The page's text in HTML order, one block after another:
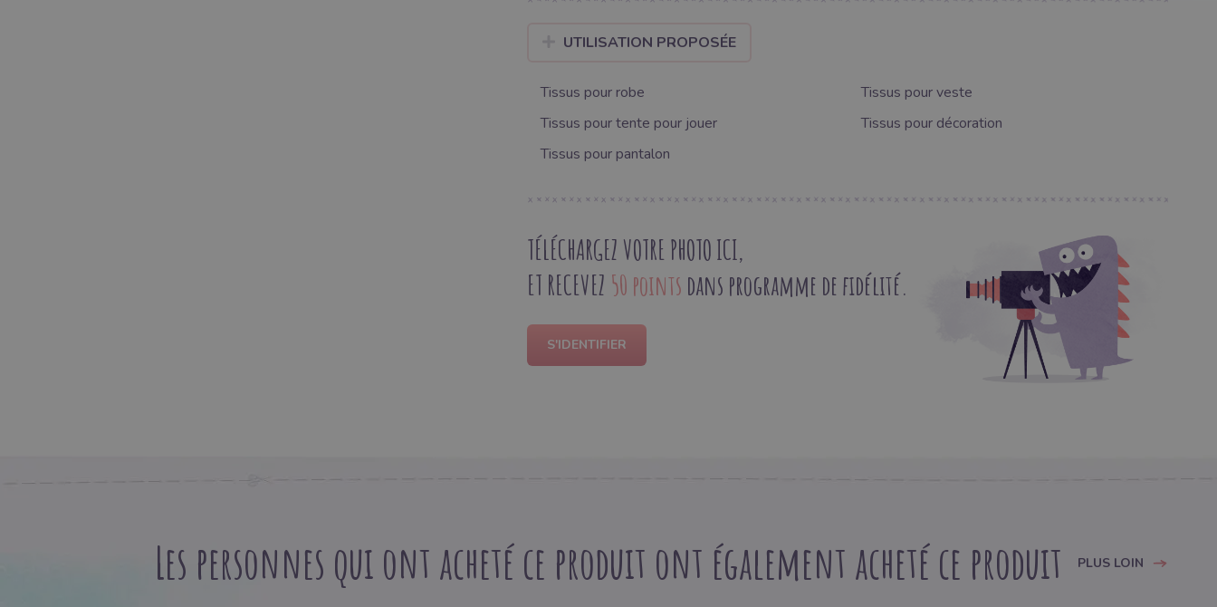
UTILISATION PROPOSÉE
Tissus pour robe
Tissus pour veste
Tissus pour tente pour jouer
Tissus pour décoration
Tissus pour pantalon
TÉLÉCHARGEZ VOTRE PHOTO ICI,
ET RECEVEZ 50 points dans programme de fidélité.
S'IDENTIFIER
Les personnes qui ont acheté ce produit ont également acheté ce produit PLUS LOIN